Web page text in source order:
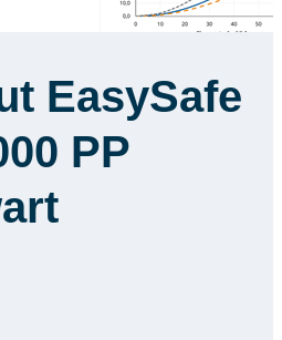
EasySafe
PP